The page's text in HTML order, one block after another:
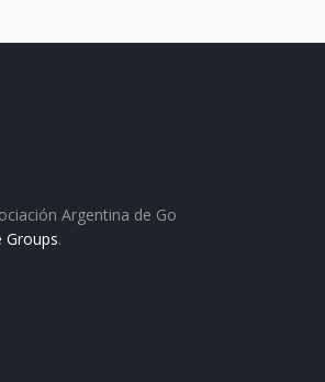
Argentina de Go
Groups.